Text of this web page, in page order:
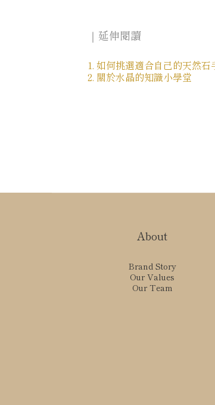
｜延伸閱讀
1. 如何挑選適合自己的天然石
2. 關於水晶的知識小學堂
About
Brand Story
Our Values
Our Team